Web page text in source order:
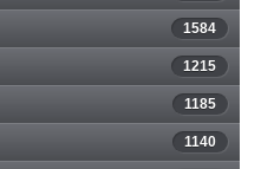
1584
1215
1185
1140